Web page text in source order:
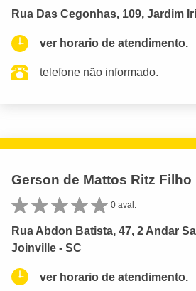
Rua Das Cegonhas, 109, Jardim
ver horario de atendimento.
telefone não informado.
Gerson de Mattos Ritz Filho
0 aval.
Rua Abdon Batista, 47, 2 Andar
Joinville - SC
ver horario de atendimento.